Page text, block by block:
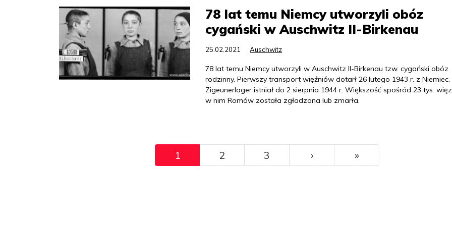
78 lat temu Niemcy utworzyli obóz
cygański w Auschwitz II-Birkenau
25.02.2021 Auschwitz
78 lat temu Niemcy utworzyli w Auschwitz II-Birkenau tzw. cygański obóz
rodzinny. Pierwszy transport więźniów dotarł 26 lutego 1943 r. z Niemiec.
Zigeunerlager istniał do 2 sierpnia 1944 r. Większość spośród 23 tys.
w nim Romów została zgładzona lub zmarła.
1 2 3 ››› »Ostatni